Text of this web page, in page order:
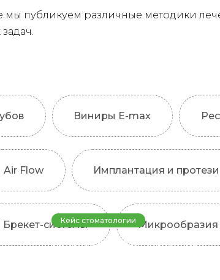
мы публикуем различные методики
Виниры E-max
Air Flow Имплантация и
Брекет-системы Микрообразия
Кейс стоматологии
Наша работа: Удаление